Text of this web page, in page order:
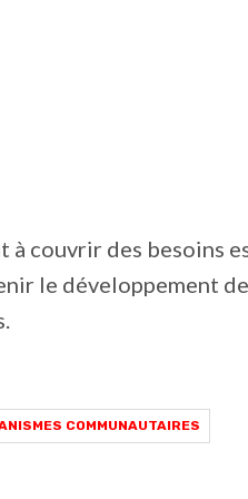
couvrir des besoins
le développement
COMMUNAUTAIRES